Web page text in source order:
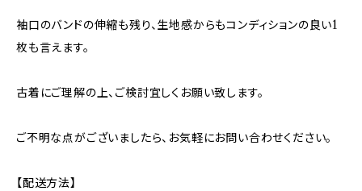
袖口のバンドの伸縮も残り、生地感からもコンディションの良い1
枚も言えます。
古着にご理解の上、ご検討宜しくお願い致します。
ご不明な点がございましたら、お気軽にお問い合わせください。
【配送方法】